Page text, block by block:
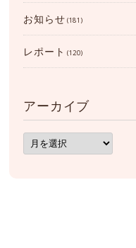
お知らせ (181)
レポート (120)
アーカイブ
ア
ー
カ